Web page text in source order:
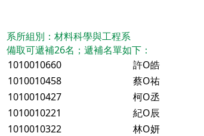
系所組別：材料科學與工程系
備取可遞補26名；遞補名單如下：
1010010660
許O皓
1010010458
蔡O祐
1010010427
柯O丞
1010010221
紀O辰
1010010322
林O妍